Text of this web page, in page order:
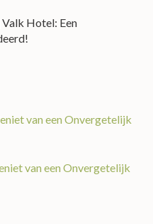
Hotel: Een
van een Onvergetelijk
van een Onvergetelijk